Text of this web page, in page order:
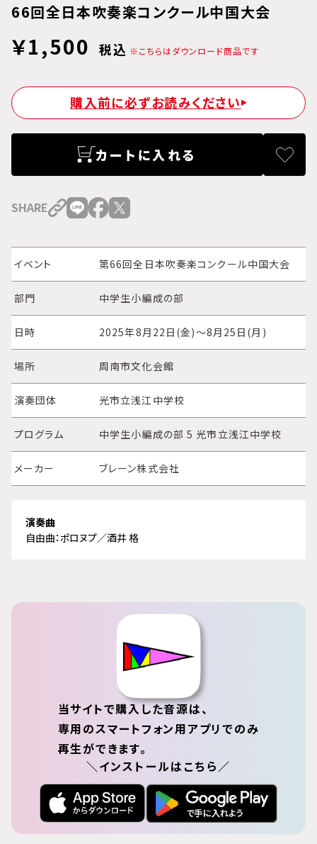
66回全日本吹奏楽コンクール中国大会
￥1,500 税込 ※こちらはダウンロード商品です
購入前に必ずお読みください
カートに入れる
SHARE
イベント 第66回全日本吹奏楽コンクール中国大会
部門 中学生小編成の部
日時 2025年8月22日(金)～8月25日(月)
場所 周南市文化会館
演奏団体 光市立浅江中学校
プログラム 中学生小編成の部 5 光市立浅江中学校
メーカー ブレーン株式会社
演奏曲
自由曲：ポロヌプ／酒井 格
当サイトで購入した音源は、
専用のスマートフォン用アプリでのみ
再生ができます。
＼インストールはこちら／